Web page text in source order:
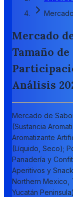
Mercado
Tamaño
Análisis
Mercado de
(Sustancia
Aromatizante
(Líquido, Seco);
Panadería y
Aperitivos y
Northern Mexico,
Yucatán